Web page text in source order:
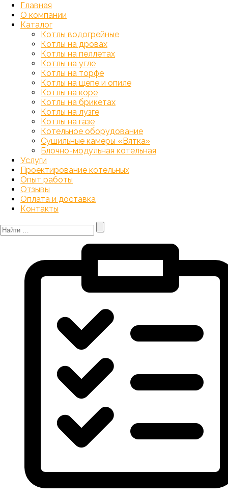
Главная
О компании
Каталог
Котлы водогрейные
Котлы на дровах
Котлы на пеллетах
Котлы на угле
Котлы на торфе
Котлы на щепе и опиле
Котлы на коре
Котлы на брикетах
Котлы на лузге
Котлы на газе
Котельное оборудование
Сушильные камеры «Вятка»
Блочно-модульная котельная
Услуги
Проектирование котельных
Опыт работы
Отзывы
Оплата и доставка
Контакты